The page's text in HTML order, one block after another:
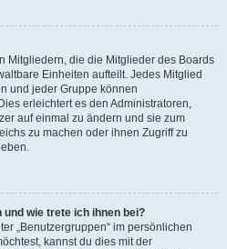
Mitgliedern, die die Mitglieder des Boards
Einheiten aufteilt. Jedes Mitglied
und jeder Gruppe können
erleichtert es den Administratoren,
auf einmal zu ändern und sie zum
zu machen oder ihnen Zugriff zu
wie trete ich ihnen bei?
„Benutzergruppen“ im persönlichen
kannst du dies mit der